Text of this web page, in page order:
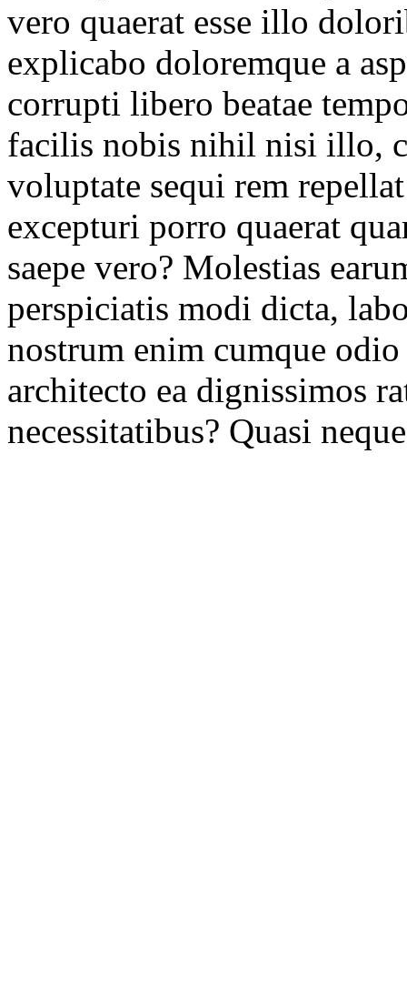
vero quaerat esse illo
explicabo doloremque a
corrupti libero beatae
facilis nobis nihil nisi illo,
voluptate sequi rem
excepturi porro quaerat
saepe vero? Molestias
perspiciatis modi dicta,
nostrum enim cumque
architecto ea dignissimos
necessitatibus? Quasi